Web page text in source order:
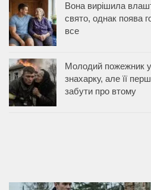
Вона вирішила
свято, однак поява
все
Молодий пожежник
знахарку, але її
забути про втому